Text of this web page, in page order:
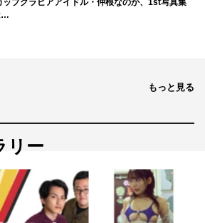
…
もっと見る
リー